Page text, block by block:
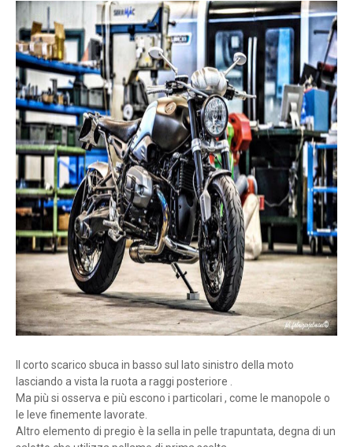
Il corto scarico sbuca in basso sul lato sinistro della moto
lasciando a vista la ruota a raggi posteriore .
Ma più si osserva e più escono i particolari , come le manopole o
le leve finemente lavorate.
Altro elemento di pregio è la sella in pelle trapuntata, degna di un